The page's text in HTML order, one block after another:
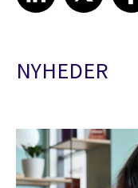
NYHEDER